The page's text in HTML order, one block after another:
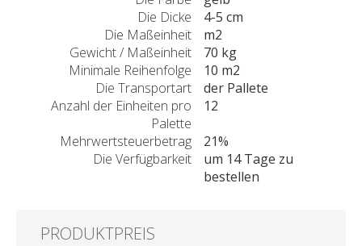
Die Dicke
4-5 cm
Die Maßeinheit
m2
Gewicht / Maßeinheit
70 kg
Minimale Reihenfolge
10 m2
Die Transportart
der Pallete
Anzahl der Einheiten pro
Palette
12
Mehrwertsteuerbetrag
21%
Die Verfügbarkeit
um 14 Tage zu
bestellen
PRODUKTPREIS